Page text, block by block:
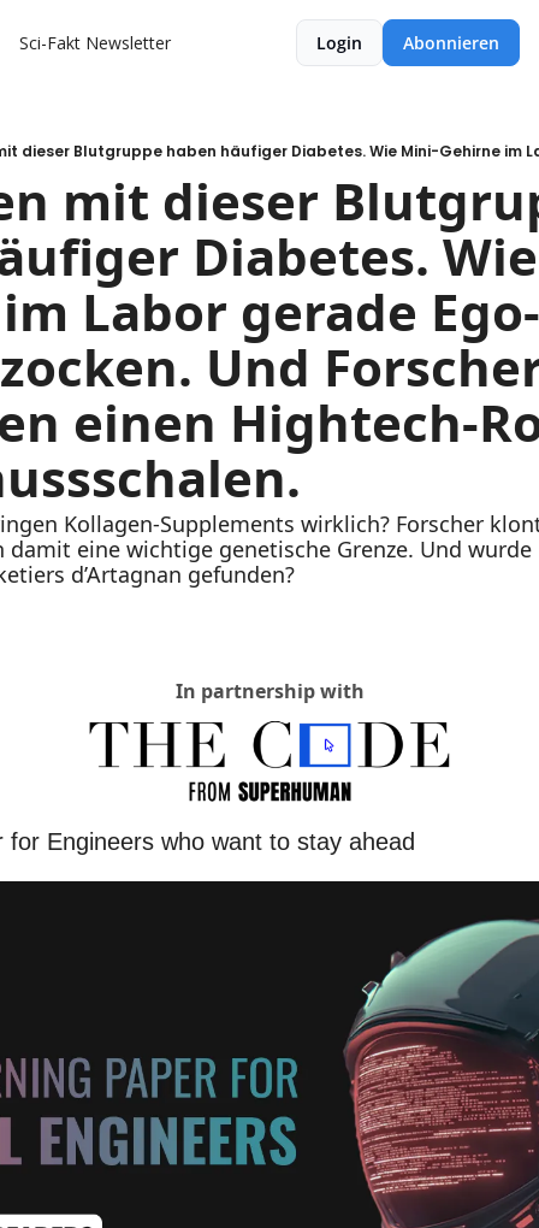
Sci-Fakt Newsletter Login Abonnieren
mit dieser
Diabetes.
Labor gerade
Und
einen Hightech-
Kollagen-Supplements wirklich? Forscher
damit eine wichtige genetische Grenze. Und
d’Artagnan gefunden?
In partnership with
for Engineers who want to stay ahead